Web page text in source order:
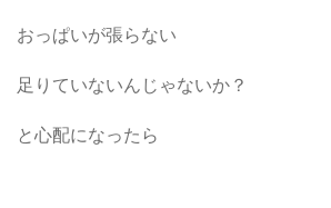
おっぱいが張らない
足りていないんじゃないか？
と心配になったら